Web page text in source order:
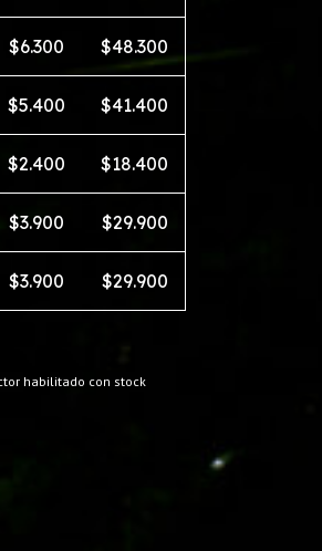
$6.300 $48.300
$5.400 $41.400
$2.400 $18.400
$3.900 $29.900
$3.900 $29.900
habilitado con stock